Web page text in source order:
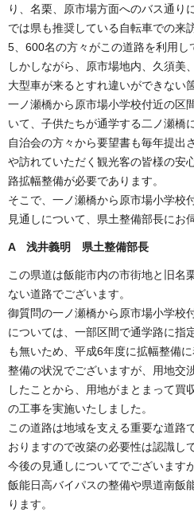
り、名栗、原市場方面へのバス通り
では県も推奨している自転車での来
5、600名の方々がこの道路を利用し
しかしながら、原市場地内、久須美
大型車が来るとすれ違いができない
一ノ瀬橋から原市場小学校付近の区
いて、子供たちが通学する二ノ瀬橋
自治会の方々から要望書も毎年提出
や訪れていただく観光客の皆様の安
路拡幅整備が必要であります。
そこで、一ノ瀬橋から原市場小学校
見通しについて、県土整備部長にお
A 浅井義明 県土整備部長
この県道は飯能市内の市街地と旧名
ない道路でございます。
御質問の一ノ瀬橋から原市場小学校
については、一部区間で通学路に指
も無いため、平成6年度に拡幅整備に
整備の状況でございますが、用地交
したことから、用地がまとまって買
の工事を実施いたしました。
この道路は地域を支える重要な道路
おりますので改築の必要性は認識し
今後の見通しについてでございます
飯能日高バイパスの整備や県道南飯
ります。